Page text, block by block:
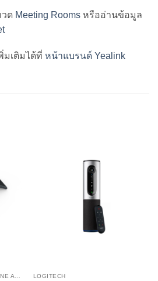
ด Meeting Rooms หรืออ่านข้อมูล
มเติมได้ที่ หน้าแบรนด์ Yealink
LOGITECH